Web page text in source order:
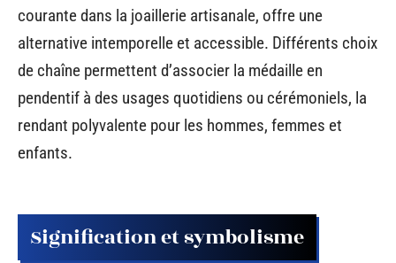
courante dans la joaillerie artisanale, offre une
alternative intemporelle et accessible. Différents choix
de chaîne permettent d’associer la médaille en
pendentif à des usages quotidiens ou cérémoniels, la
rendant polyvalente pour les hommes, femmes et
enfants.
Signification et symbolisme